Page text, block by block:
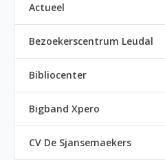
Actueel
Bezoekerscentrum Leudal
Bibliocenter
Bigband Xpero
CV De Sjansemaekers